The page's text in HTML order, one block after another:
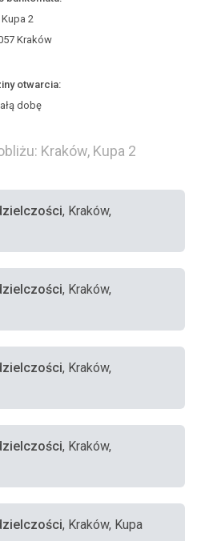
Kupa 2
Kraków
otwarcia:
dobę
Kraków, Kupa 2
, Kraków,
, Kraków,
, Kraków,
, Kraków,
, Kraków, Kupa